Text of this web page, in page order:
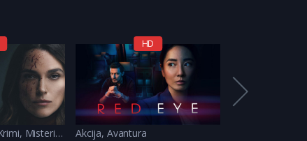
, Misterija
Triler
HD
Akcija, Avantura